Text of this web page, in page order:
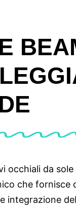
occhiali da
che fornisce
integrazione